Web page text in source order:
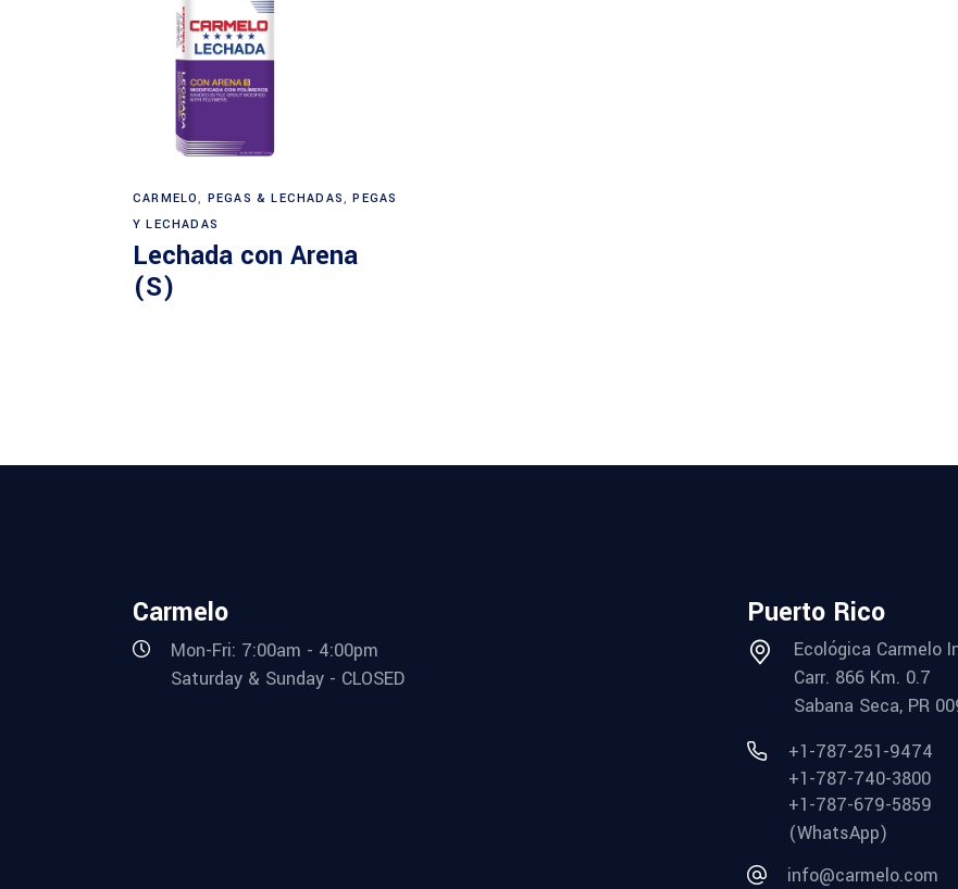
CARMELO, PEGAS & LECHADAS,PEGAS
Y LECHADAS
Lechada con Arena
(S)
Carmelo
Mon-Fri: 7:00am - 4:00pm
Saturday & Sunday - CLOSED
Puerto Rico
Ecológica Carmelo
Carr. 866 Km. 0.7
Sabana Seca, PR
+1-787-251-9474
+1-787-740-3800
+1-787-679-5859
(WhatsApp)
info@carmelo.com